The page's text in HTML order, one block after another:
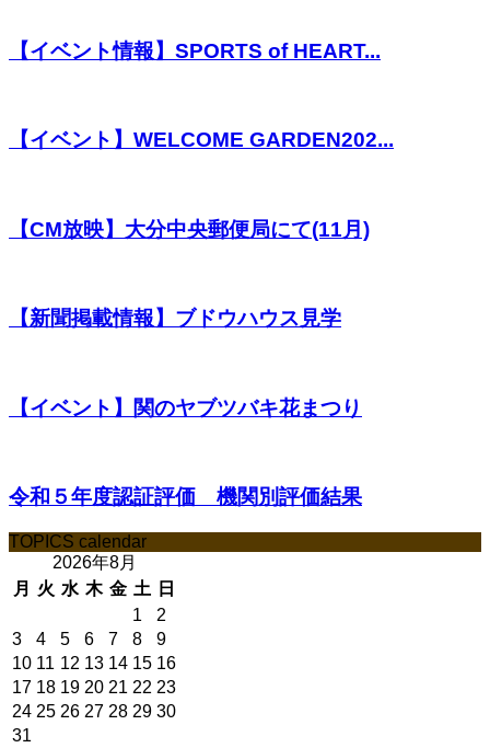
【イベント情報】SPORTS of HEART...
【イベント】WELCOME GARDEN202...
【CM放映】大分中央郵便局にて(11月)
【新聞掲載情報】ブドウハウス見学
【イベント】関のヤブツバキ花まつり
令和５年度認証評価 機関別評価結果
TOPICS calendar
2026年8月
月
火 水 木 金 土
日
1
2
3
4 5 6 7 8
9
10 11 12 13 14 15 16
17 18 19 20 21 22 23
24 25 26 27 28 29 30
31